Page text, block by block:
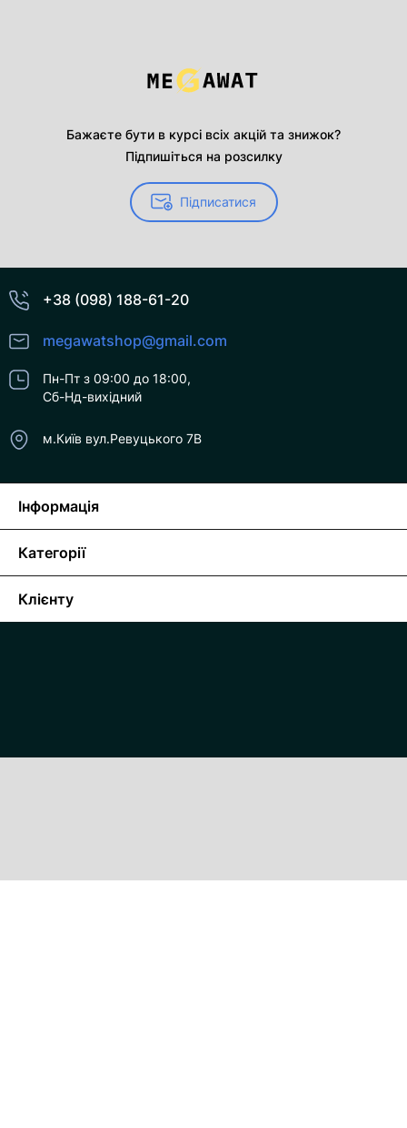
Бажаєте бути в курсі всіх акцій та знижок?
Підпишіться на розсилку
Підписатися
+38 (098) 188-61-20
megawatshop@gmail.com
Пн-Пт з 09:00 до 18:00,
Сб-Нд-вихідний
м.Київ вул.Ревуцького 7В
Інформація
Категорії
Клієнту